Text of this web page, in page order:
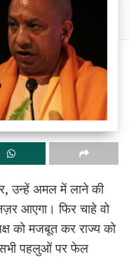
उन्हें अमल में लाने की
आएगा। फिर चाहे वो
को मजबूत कर राज्य को
पहलुओं पर फेल